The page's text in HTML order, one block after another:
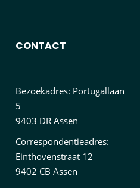
CONTACT
Bezoekadres: Portugallaan
5
9403 DR Assen
Correspondentieadres:
Einthovenstraat 12
9402 CB Assen